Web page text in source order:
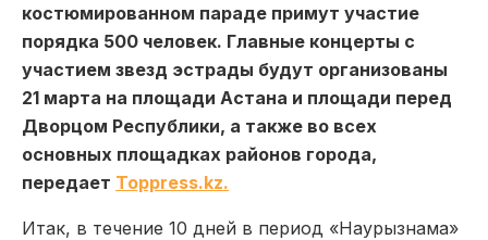
костюмированном параде примут участие
порядка 500 человек. Главные концерты с
участием звезд эстрады будут организованы
21 марта на площади Астана и площади перед
Дворцом Республики, а также во всех
основных площадках районов города,
передает Toppress.kz.
Итак, в течение 10 дней в период «Наурызнама»